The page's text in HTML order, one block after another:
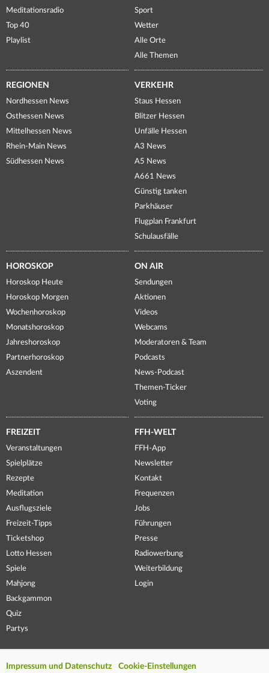
Meditationsradio
Top 40
Playlist
Sport
Wetter
Alle Orte
Alle Themen
REGIONEN
Nordhessen News
Osthessen News
Mittelhessen News
Rhein-Main News
Südhessen News
VERKEHR
Staus Hessen
Blitzer Hessen
Unfälle Hessen
A3 News
A5 News
A661 News
Günstig tanken
Parkhäuser
Flugplan Frankfurt
Schulausfälle
HOROSKOP
Horoskop Heute
Horoskop Morgen
Wochenhoroskop
Monatshoroskop
Jahreshoroskop
Partnerhoroskop
Aszendent
ON AIR
Sendungen
Aktionen
Videos
Webcams
Moderatoren & Team
Podcasts
News-Podcast
Themen-Ticker
Voting
FREIZEIT
Veranstaltungen
Spielplätze
Rezepte
Meditation
Ausflugsziele
Freizeit-Tipps
Ticketshop
Lotto Hessen
Spiele
Mahjong
Backgammon
Quiz
Partys
FFH-WELT
FFH-App
Newsletter
Kontakt
Frequenzen
Jobs
Führungen
Presse
Radiowerbung
Weiterbildung
Login
Impressum und Datenschutz Cookie-Einstellungen